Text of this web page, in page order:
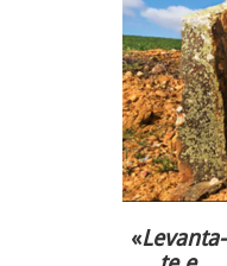
«Levanta-